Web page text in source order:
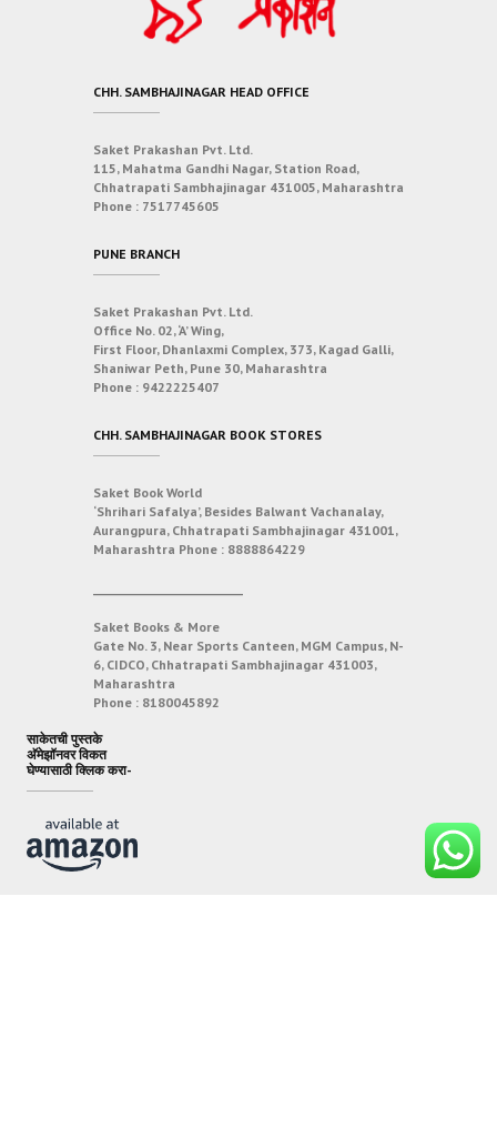
CHH. SAMBHAJINAGAR HEAD OFFICE
Saket Prakashan Pvt. Ltd.
115, Mahatma Gandhi Nagar, Station Road,
Chhatrapati Sambhajinagar 431005, Maharashtra
Phone : 7517745605
PUNE BRANCH
Saket Prakashan Pvt. Ltd.
Office No. 02, ‘A’ Wing,
First Floor, Dhanlaxmi Complex, 373, Kagad Galli,
Shaniwar Peth, Pune 30, Maharashtra
Phone : 9422225407
CHH. SAMBHAJINAGAR BOOK STORES
Saket Book World
‘Shrihari Safalya’, Besides Balwant Vachanalay,
Aurangpura, Chhatrapati Sambhajinagar 431001,
Maharashtra Phone : 8888864229
Saket Books & More
Gate No. 3, Near Sports Canteen, MGM Campus, N-
6, CIDCO, Chhatrapati Sambhajinagar 431003,
Maharashtra
Phone : 8180045892
साकेतची पुस्तके
अ‍ॅमेझॉनवर विकत
घेण्यासाठी क्लिक करा-